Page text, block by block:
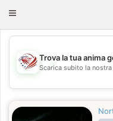
Toggle
💖
Trova la tua anima
Scarica subito la